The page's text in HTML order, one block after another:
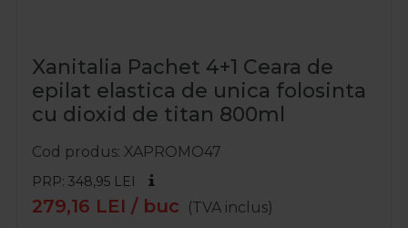
Xanitalia Pachet 4+1 Ceara de
epilat elastica de unica folosinta
cu dioxid de titan 800ml
Cod produs XAPROMO47
PRP: 348,95 LEI
279,16 LEI / buc
(TVA inclus)